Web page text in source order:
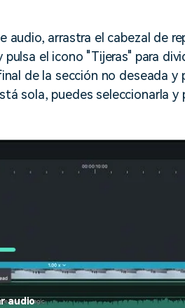
audio, arrastra el cabezal de
el icono "Tijeras" para
de la sección no deseada y
sola, puedes seleccionarla y
audio